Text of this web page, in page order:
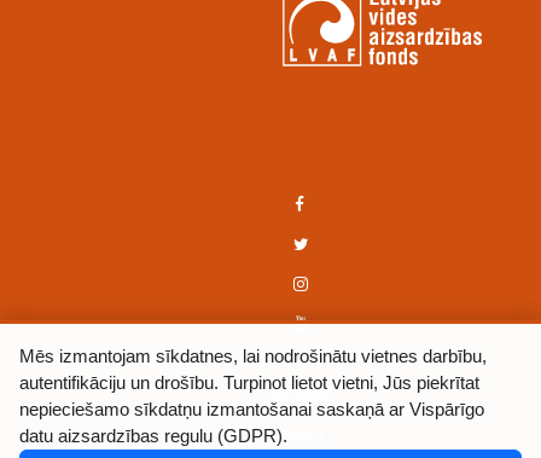
Jaunumi
Ziedot
Mēs izmantojam sīkdatnes, lai nodrošinātu vietnes darbību,
autentifikāciju un drošību. Turpinot lietot vietni, Jūs piekrītat
nepieciešamo sīkdatņu izmantošanai saskaņā ar Vispārīgo
datu aizsardzības regulu (GDPR).